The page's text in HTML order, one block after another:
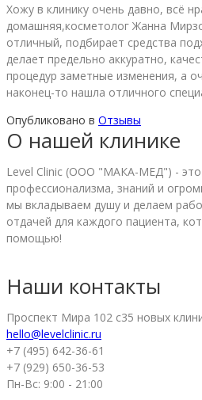
Хожу в клинику очень давно, всё
домашняя,косметолог Жанна
отличный, подбирает средства
делает предельно аккуратно,
процедур заметные изменения, а
наконец-то нашла отличного
Опубликовано в Отзывы
О нашей клинике
Level Clinic (ООО "МАКА-МЕД") - это
профессионализма, знаний и
мы вкладываем душу и делаем
отдачей для каждого пациента,
помощью!
Наши контакты
Проспект Мира 102 с35 новых
hello@levelclinic.ru
+7 (495) 642-36-61
+7 (929) 650-36-53
Пн-Вс: 9:00 - 21:00